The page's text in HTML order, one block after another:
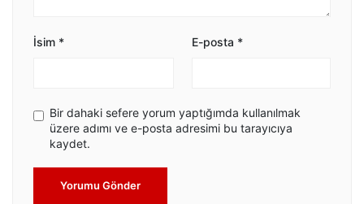
İsim * E-posta *
Bir dahaki sefere yorum yaptığımda kullanılmak
üzere adımı ve e-posta adresimi bu tarayıcıya
kaydet.
Yorumu Gönder